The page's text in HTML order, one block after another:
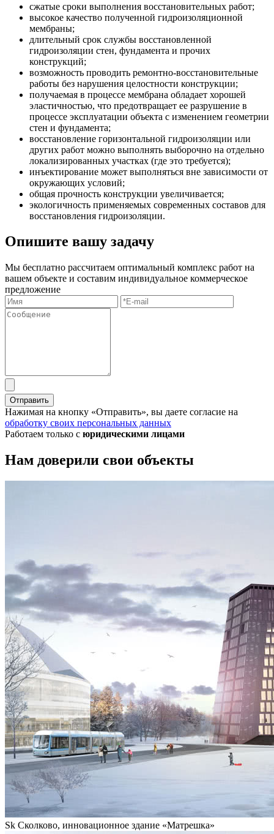
сжатые сроки выполнения восстановительных работ;
высокое качество полученной гидроизоляционной
мембраны;
длительный срок службы восстановленной
гидроизоляции стен, фундамента и прочих
конструкций;
возможность проводить ремонтно-восстановительные
работы без нарушения целостности конструкции;
получаемая в процессе мембрана обладает хорошей
эластичностью, что предотвращает ее разрушение в
процессе эксплуатации объекта с изменением геометрии
стен и фундамента;
восстановление горизонтальной гидроизоляции или
других работ можно выполнять выборочно на отдельно
локализированных участках (где это требуется);
инъектирование может выполняться вне зависимости от
окружающих условий;
общая прочность конструкции увеличивается;
экологичность применяемых современных составов для
восстановления гидроизоляции.
Опишите вашу задачу
Мы бесплатно рассчитаем оптимальный комплекс работ на
вашем объекте и составим индивидуальное коммерческое
предложение
Отправить
Нажимая на кнопку «Отправить», вы даете согласие на
обработку своих персональных данных
Работаем только с юридическими лицами
Нам доверили свои объекты
Sk Сколково, инновационное здание «Матрешка»